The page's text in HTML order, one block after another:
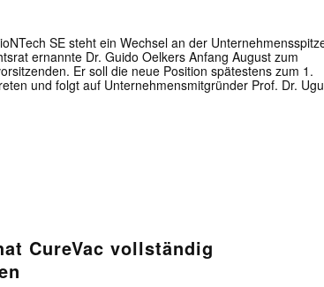
SE steht ein Wechsel an der
ernannte Dr. Guido Oelkers Anfang August zum
Er soll die neue Position spätestens zum 1.
und folgt auf Unternehmensmitgründer Prof. Dr.
CureVac vollständig